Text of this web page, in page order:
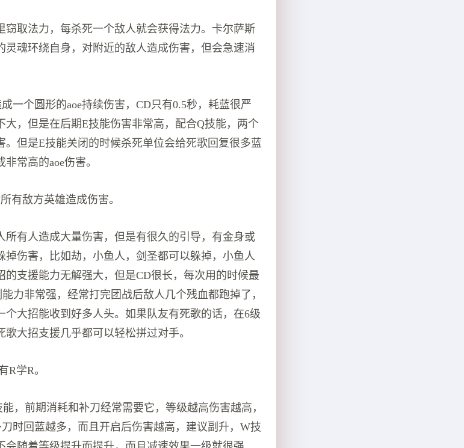
窃取法力，每杀死一个敌人就会获得法力。卡尔萨斯
灵魂环绕自身，对附近的敌人造成伤害，但会急速消
一个圆形的aoe持续伤害，CD只有0.5秒，耗蓝很严
大，但是在后期E技能伤害非常高，配合Q技能，两个
。但是E技能关闭的时候杀死单位会给死歌回复很多蓝
常高的aoe伤害。
有敌方英雄造成伤害。
所有人造成大量伤害，但是有很久的引导，有金身或
掉伤害，比如劫，小鱼人，剑圣都可以躲掉，小鱼人
的支援能力无解强大，但是CD很长，每次用的时候最
力非常强，经常打完团战后敌人几个残血都跑掉了，
个大招能收到好多人头。如果队友有死歌的话，在6级
大招支援几乎都可以轻松拼过对手。
R学R。
，前期消耗和补刀经常需要它，等级越高伤害越高，
时回蓝越多，而且开启后伤害越高，建议副升，W技